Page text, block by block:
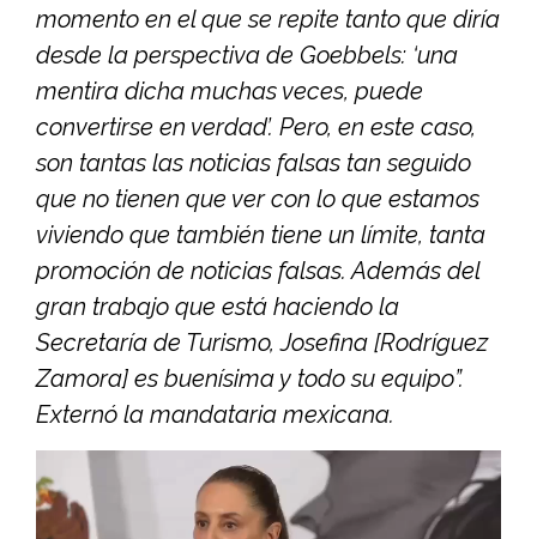
momento en el que se repite tanto que diría
desde la perspectiva de Goebbels: ‘una
mentira dicha muchas veces, puede
convertirse en verdad’. Pero, en este caso,
son tantas las noticias falsas tan seguido
que no tienen que ver con lo que estamos
viviendo que también tiene un límite, tanta
promoción de noticias falsas. Además del
gran trabajo que está haciendo la
Secretaría de Turismo, Josefina [Rodríguez
Zamora] es buenísima y todo su equipo”.
Externó la mandataria mexicana.